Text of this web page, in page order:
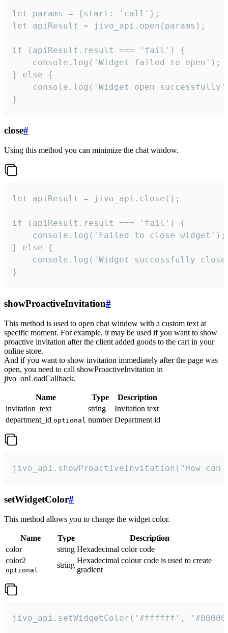
let params = {start: 'call'};
let apiResult = jivo_api.open(params);
if (apiResult.result === 'fail') {
    console.log('Widget failed to open');
} else {
console.log('Widget open
}
close#
Using this method you can minimize the chat window.
let apiResult = jivo_api.close();
if (apiResult.result === 'fail') {
    console.log('Failed to close widget');
} else {
console.log('Widget successfully
}
showProactiveInvitation#
This method is used to open chat window with a custom text at
specific moment. For example, it may be used if you want to show
proactive invitation after the client added goods to the cart in your
online store.
And if you want to show invitation immediately after the page was
open, you need to call showProactiveInvitation in
jivo_onLoadCallback.
Name Type
Description
invitation_text
string
Invitation text
department_id optional number Department id
jivo_api.showProactiveInvitation("How
setWidgetColor#
This method allows you to change the widget color.
Name Type
Description
color
string Hexadecimal color code
color2
optional
string
Hexadecimal colour code is used to create
gradient
jivo_api.setWidgetColor('#ffffff',